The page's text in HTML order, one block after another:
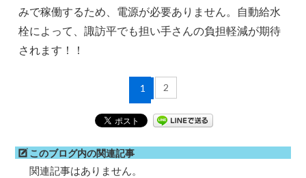
みで稼働するため、電源が必要ありません。自動給水
栓によって、諏訪平でも担い手さんの負担軽減が期待
されます！！
1 2
このブログ内の関連記事
関連記事はありません。